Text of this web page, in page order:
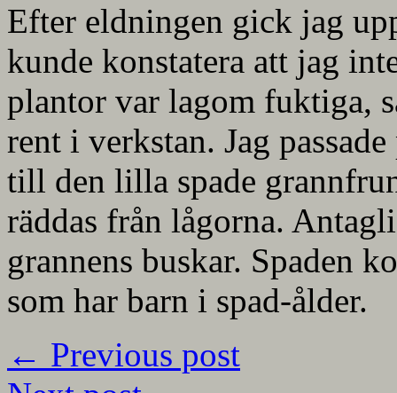
Efter eldningen gick jag
kunde konstatera att jag
plantor var lagom fuktiga,
rent i verkstan. Jag
till den lilla spade
räddas från lågorna.
grannens buskar. Spaden
som har barn i spad-ålder.
← Previous post